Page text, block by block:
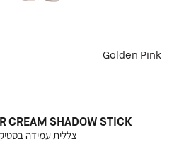
Golden Pink
CREAM SHADOW STICK
צללית עמידה